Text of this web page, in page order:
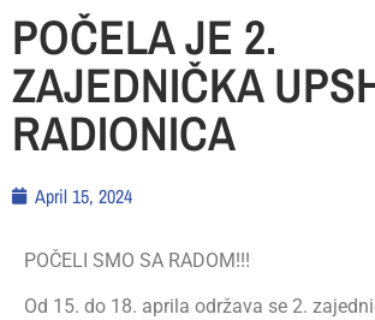
POČELA JE 2.
ZAJEDNIČKA
RADIONICA
April 15, 2024
POČELI SMO SA RADOM!!!
Od 15. do 18. aprila održava se 2.